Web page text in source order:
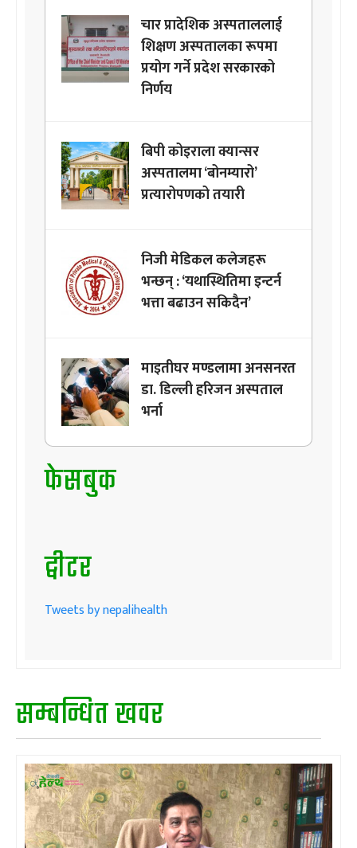
चार प्रादेशिक अस्पताललाई
शिक्षण अस्पतालका रूपमा
प्रयोग गर्ने प्रदेश सरकारको
निर्णय
बिपी कोइराला क्यान्सर
अस्पतालमा ‘बोनम्यारो’
प्रत्यारोपणको तयारी
निजी मेडिकल कलेजहरू
भन्छन् : ‘यथास्थितिमा इन्टर्न
भत्ता बढाउन सकिदैन’
माइतीघर मण्डलामा अनसनरत
डा. डिल्ली हरिजन अस्पताल
भर्ना
फेसबुक
ट्वीटर
Tweets by nepalihealth
सम्बन्धित खवर